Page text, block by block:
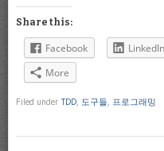
Share this:
Facebook LinkedIn
More
Filed under TDD, 도구들, 프로그래밍